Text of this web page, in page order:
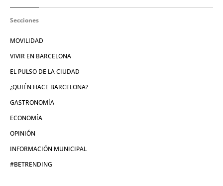
Secciones
MOVILIDAD
VIVIR EN BARCELONA
EL PULSO DE LA CIUDAD
¿QUIÉN HACE BARCELONA?
GASTRONOMÍA
ECONOMÍA
OPINIÓN
INFORMACIÓN MUNICIPAL
#BETRENDING